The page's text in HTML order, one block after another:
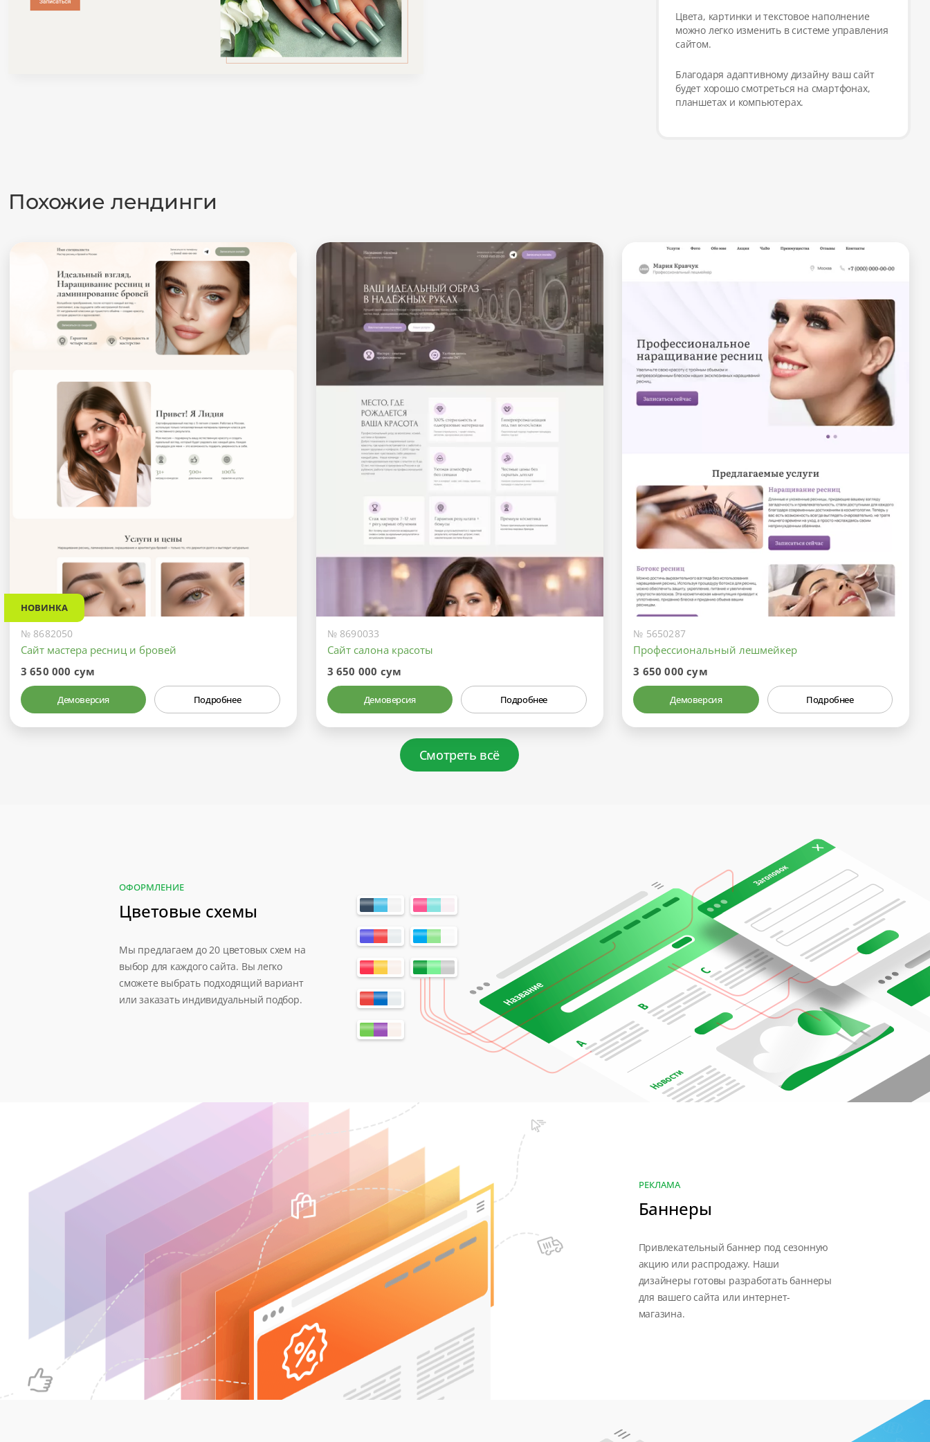
Цвета, картинки и текстовое наполнение
можно легко изменить в системе управления
сайтом.
Благодаря адаптивному дизайну ваш сайт
будет хорошо смотреться на смартфонах,
планшетах и компьютерах.
Похожие лендинги
НОВИНКА
№ 8682050
Сайт мастера ресниц и бровей
3 650 000 сум
Демоверсия Подробнее
№ 8690033
Сайт салона красоты
3 650 000 сум
Демоверсия Подробнее
№ 5650287
Профессиональный лешмейкер
3 650 000 сум
Демоверсия Подробнее
Смотреть всё
ОФОРМЛЕНИЕ
Цветовые схемы
Мы предлагаем до 20 цветовых схем на
выбор для каждого сайта. Вы легко
сможете выбрать подходящий вариант
или заказать индивидуальный подбор.
РЕКЛАМА
Баннеры
Привлекательный баннер под сезонную
акцию или распродажу. Наши
дизайнеры готовы разработать баннеры
для вашего сайта или интернет-
магазина.